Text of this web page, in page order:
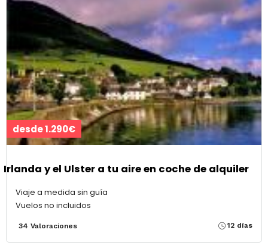
desde 1.290€
Irlanda y el Ulster a tu aire en coche de alquiler
Viaje a medida sin guía
Vuelos no incluidos
34 Valoraciones 12 días